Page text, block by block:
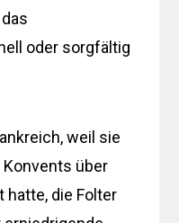
oder sorgfältig
weil sie
über
die Folter